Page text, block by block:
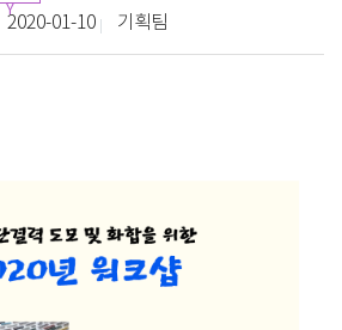
Y
2020-01-10 기획팀